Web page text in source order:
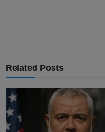
Related Posts